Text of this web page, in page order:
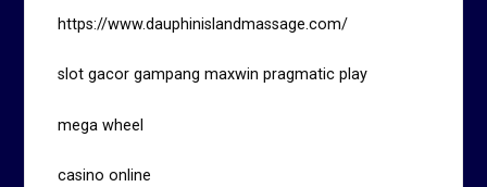
https://www.dauphinislandmassage.com/
slot gacor gampang maxwin pragmatic play
mega wheel
casino online